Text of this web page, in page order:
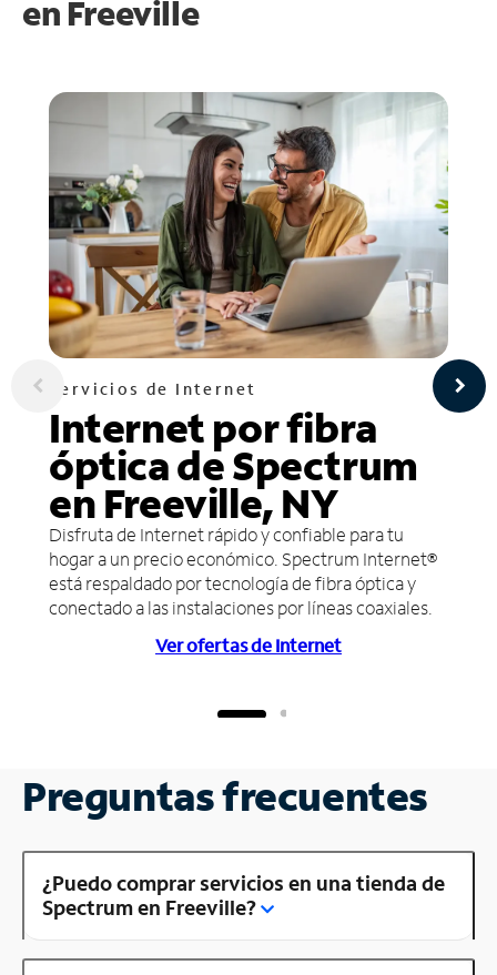
en Freeville
Servicios de Internet
Internet por fibra
óptica de Spectrum
en Freeville, NY
Disfruta de Internet rápido y confiable para tu
hogar a un precio económico. Spectrum Internet®
está respaldado por tecnología de fibra óptica y
conectado a las instalaciones por líneas coaxiales.
Ver ofertas de Internet
Preguntas frecuentes
¿Puedo comprar servicios en una tienda de
Spectrum en Freeville?